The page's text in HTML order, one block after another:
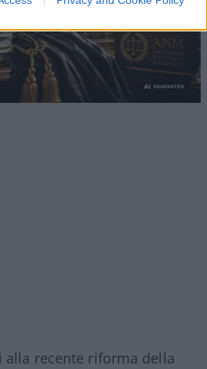
alla recente riforma della